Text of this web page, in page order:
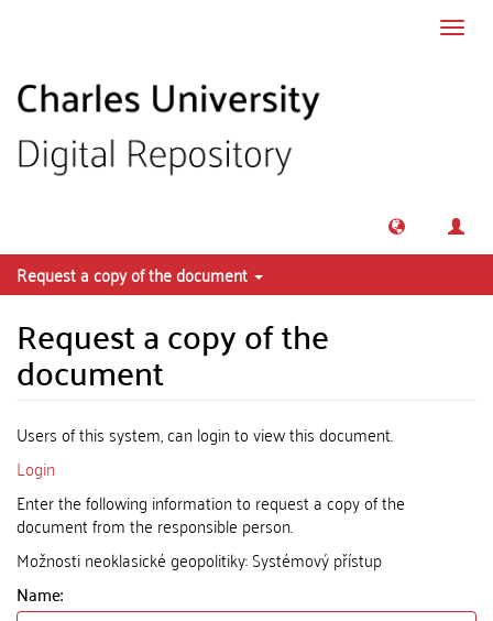
Request a copy of the document
Request a copy of the
document
Users of this system, can login to view this document.
Login
Enter the following information to request a copy of the
document from the responsible person.
Možnosti neoklasické geopolitiky: Systémový přístup
Name: